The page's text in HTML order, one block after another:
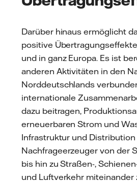
Darüber hinaus ermöglicht
positive
und in ganz Europa. Es ist
anderen Aktivitäten in den
Norddeutschlands
internationale
dazu beitragen,
erneuerbaren Strom und
Infrastruktur und Distribution
Nachfrageerzeuger von der
bis hin zu Straßen-,
und Luftverkehr miteinander